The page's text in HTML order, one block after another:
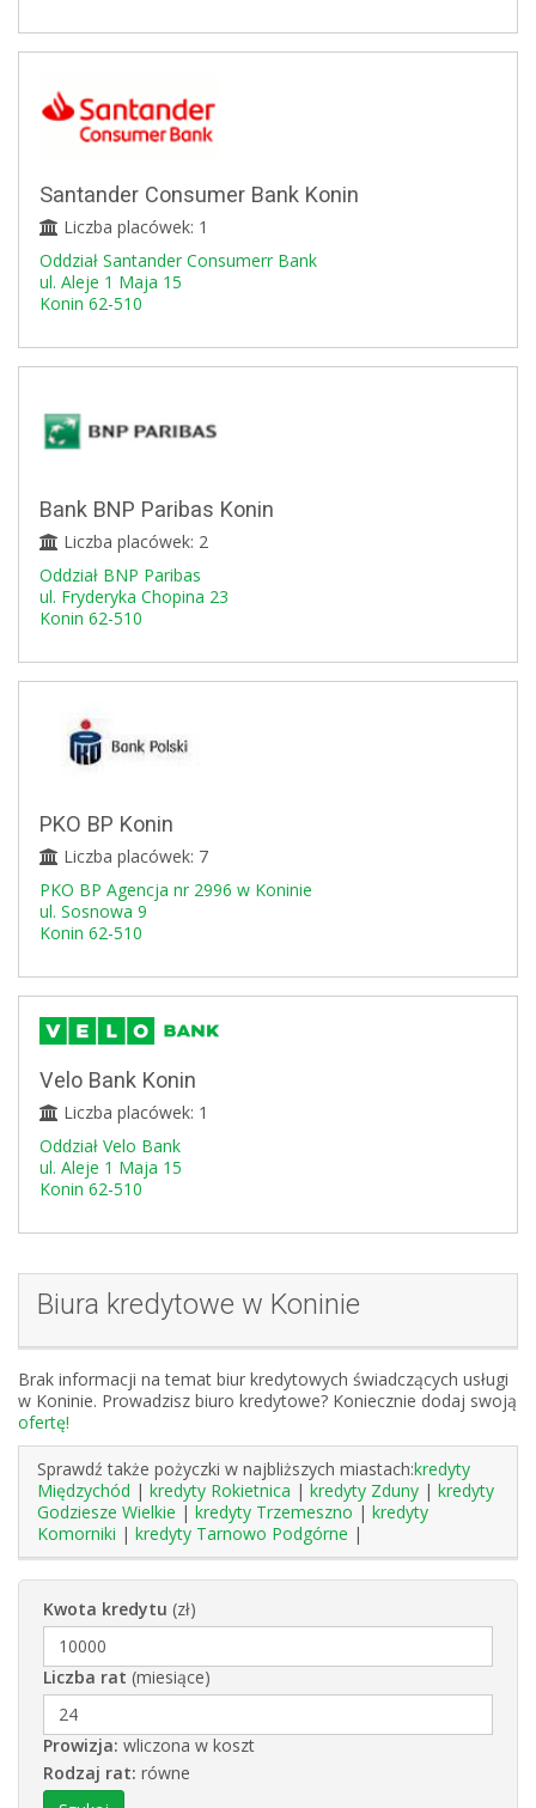
Santander Consumer Bank Konin
Liczba placówek: 1
Oddział Santander Consumerr Bank
ul. Aleje 1 Maja 15
Konin 62-510
Bank BNP Paribas Konin
Liczba placówek: 2
Oddział BNP Paribas
ul. Fryderyka Chopina 23
Konin 62-510
PKO BP Konin
Liczba placówek: 7
PKO BP Agencja nr 2996 w Koninie
ul. Sosnowa 9
Konin 62-510
Velo Bank Konin
Liczba placówek: 1
Oddział Velo Bank
ul. Aleje 1 Maja 15
Konin 62-510
Biura kredytowe w Koninie
Brak informacji na temat biur kredytowych świadczących usługi
w Koninie. Prowadzisz biuro kredytowe? Koniecznie dodaj swoją
ofertę!
Sprawdź także pożyczki w najbliższych miastach:kredyty
Międzychód | kredyty Rokietnica | kredyty Zduny | kredyty
Godziesze Wielkie | kredyty Trzemeszno | kredyty
Komorniki | kredyty Tarnowo Podgórne |
Kwota kredytu (zł)
Liczba rat (miesiące)
Prowizja: wliczona w koszt
Rodzaj rat: równe